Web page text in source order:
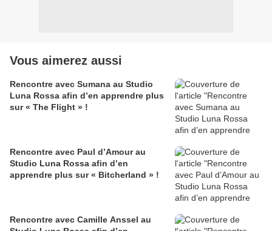
Vous aimerez aussi
Rencontre avec Sumana au Studio
Luna Rossa afin d’en apprendre plus
sur « The Flight » !
Rencontre avec Paul d’Amour au
Studio Luna Rossa afin d’en
apprendre plus sur « Bitcherland » !
Rencontre avec Camille Anssel au